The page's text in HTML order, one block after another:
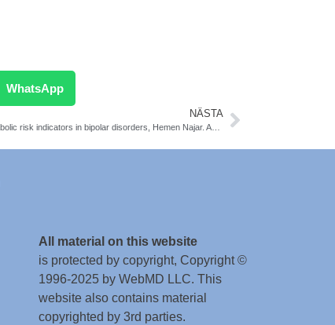
WhatsApp
NÄSTA
Cardiometabolic risk indicators in bipolar disorders, Hemen Najar. Avhandling
All material on this website
is protected by copyright, Copyright ©
1996-2025 by WebMD LLC. This
website also contains material
copyrighted by 3rd parties.